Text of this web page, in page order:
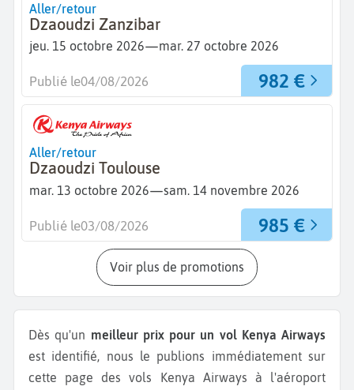
Aller/retour
Dzaoudzi Zanzibar
jeu. 15 octobre 2026—mar. 27 octobre 2026
982 €
Publié le04/08/2026
Aller/retour
Dzaoudzi Toulouse
mar. 13 octobre 2026—sam. 14 novembre 2026
985 €
Publié le03/08/2026
Voir plus de promotions
Dès qu'un meilleur prix pour un vol Kenya Airways
est identifié, nous le publions immédiatement sur
cette page des vols Kenya Airways à l'aéroport